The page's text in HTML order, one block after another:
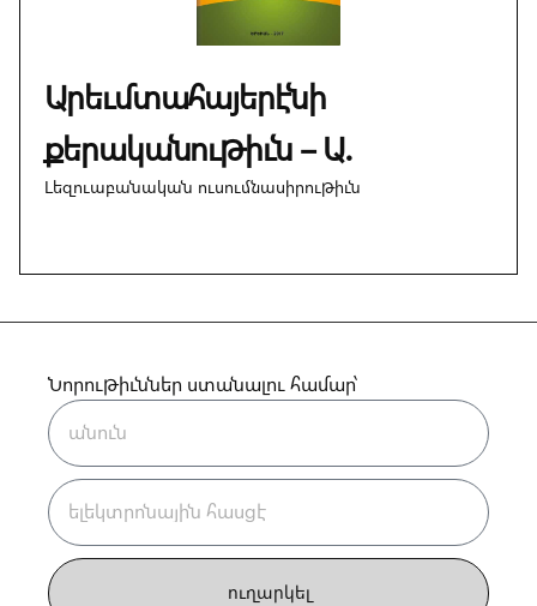
Արեւմտահայերէնի
քերականութիւն – Ա.
Լեզուաբանական ուսումնասիրութիւն
Նորութիւններ ստանալու համար՝
ուղարկել